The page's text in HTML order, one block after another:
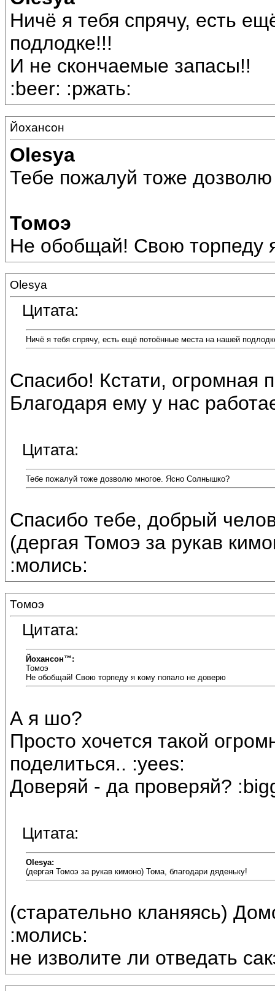
Ничё я тебя спрячу, есть
подлодке!!!
И не скончаемые запасы!!
:beer: :ржать:
Йохансон
Olesya
Тебе пожалуй тоже
Томоэ
Не обобщай! Свою торпеду
Olesya
Цитата:
Ничё я тебя спрячу, есть ещё потоённые места на нашей
Спасибо! Кстати, огромная
Благодаря ему у нас
Цитата:
Тебе пожалуй тоже дозволю многое. Ясно Солнышко?
Спасибо тебе, добрый
(дергая Томоэ за рукав
:молись:
Томоэ
Цитата:
Йохансон™:
Томоэ
Не обобщай! Свою торпеду я кому попало не доверю
А я шо?
Просто хочется такой
поделиться.. :yees:
Доверяй - да проверяй?
Цитата:
Olesya:
(дергая Томоэ за рукав кимоно) Тома, благодари дяденьку!
(старательно кланяясь)
:молись:
не изволите ли отведать